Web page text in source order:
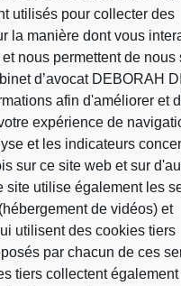
utilisés pour collecter des
la manière dont vous
nous permettent de nous
d’avocat DEBORAH
afin d'améliorer et
expérience de
et les indicateurs
sur ce site web et sur
site utilise également les
de vidéos) et
utilisent des cookies tiers
par chacun de ces
tiers collectent également
: